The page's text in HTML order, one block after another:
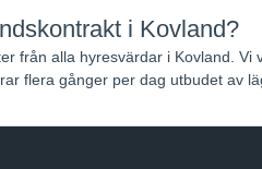
i Kovland?
från alla hyresvärdar i Kovland.
flera gånger per dag utbudet av